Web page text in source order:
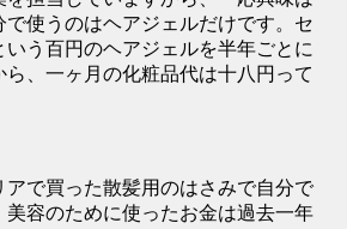
で使うのはヘアジェルだけです。セ
いう百円のヘアジェルを半年ごとに
、一ヶ月の化粧品代は十八円って
アで買った散髪用のはさみで自分で
美容のために使ったお金は過去一年